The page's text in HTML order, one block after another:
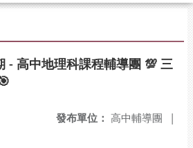
- 高中地理科課程輔導團 💯 三
發布單位： 高中輔導團 |